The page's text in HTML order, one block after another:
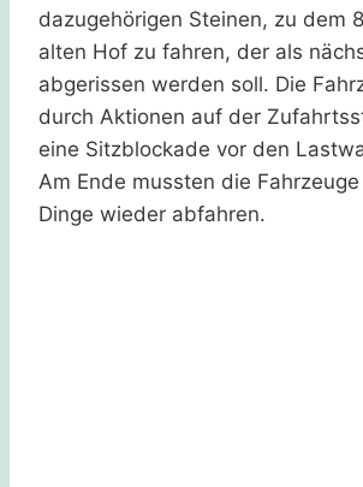
dazugehörigen Steinen, zu dem
alten Hof zu fahren, der als
abgerissen werden soll. Die
durch Aktionen auf der
eine Sitzblockade vor den
Am Ende mussten die
Dinge wieder abfahren.